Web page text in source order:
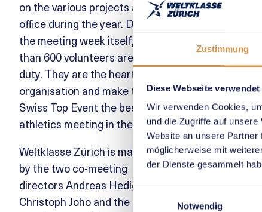
Zustimmung
Diese Webseite
Wir verwenden Cookies,
und die Zugriffe auf
Website an unsere
möglicherweise mit
der Dienste gesammelt
Einwilligungsauswahl
Notwendig
on the various projects at the
office during the year. During
the meeting week itself, more
than 600 volunteers are on
duty. They are the heart of the
organisation and make the
Swiss Top Event the best
athletics meeting in the world.
Weltklasse Zürich is managed
by the two co-meeting
directors Andreas Hediger and
Christoph Joho and the 11-